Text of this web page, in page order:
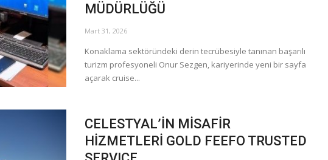
MÜDÜRLÜĞÜ
Mart 31, 2026
Konaklama sektöründeki derin tecrübesiyle tanınan başarılı
turizm profesyoneli Onur Sezgen, kariyerinde yeni bir sayfa
açarak cruise...
CELESTYAL’İN MİSAFİR
HİZMETLERİ GOLD FEEFO TRUSTED